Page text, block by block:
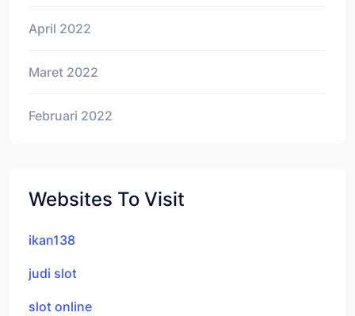
April 2022
Maret 2022
Februari 2022
Websites To Visit
ikan138
judi slot
slot online